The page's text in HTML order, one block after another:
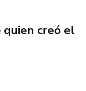
quien creó el